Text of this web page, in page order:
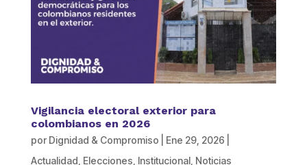
Vigilancia electoral exterior para
colombianos en 2026
por Dignidad & Compromiso Ene 29, 2026
Actualidad Elecciones Institucional, Noticias